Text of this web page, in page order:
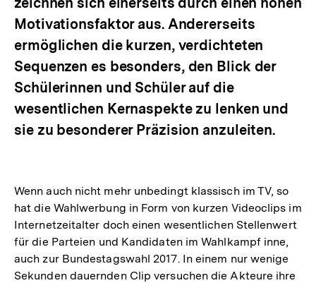
Motivationsfaktor aus. Andererseits
ermöglichen die kurzen, verdichteten
Sequenzen es besonders, den Blick der
Schülerinnen und Schüler auf die
wesentlichen Kernaspekte zu lenken und
sie zu besonderer Präzision anzuleiten.
Wenn auch nicht mehr unbedingt klassisch im TV, so
hat die Wahlwerbung in Form von kurzen Videoclips im
Internetzeitalter doch einen wesentlichen Stellenwert
für die Parteien und Kandidaten im Wahlkampf inne,
auch zur Bundestagswahl 2017. In einem nur wenige
Sekunden dauernden Clip versuchen die Akteure ihre